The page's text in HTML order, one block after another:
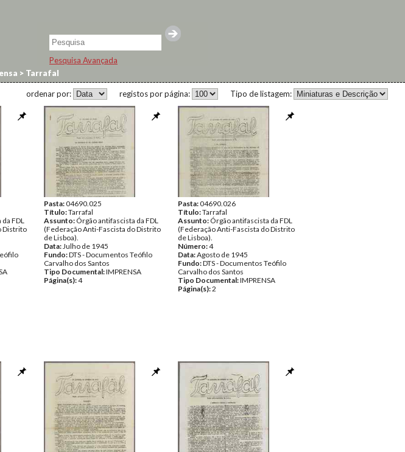
Pesquisa Avançada
> Tarrafal
Tipo de listagem:
registos por página:
ordenar por:
FDL
Distrito
Pasta:04690.025
Título:Tarrafal
Assunto: Órgão antifascista da FDL
(Federação Anti-Fascista do Distrito
de Lisboa).
Data:Julho de 1945
Fundo:DTS - Documentos Teófilo
Carvalho dos Santos
Tipo Documental:IMPRENSA
Página(s):4
Pasta:04690.026
Título:Tarrafal
Assunto: Órgão antifascista da FDL
(Federação Anti-Fascista do Distrito
de Lisboa).
Número:4
Data:Agosto de 1945
Fundo:DTS - Documentos Teófilo
Carvalho dos Santos
Tipo Documental:IMPRENSA
Página(s):2